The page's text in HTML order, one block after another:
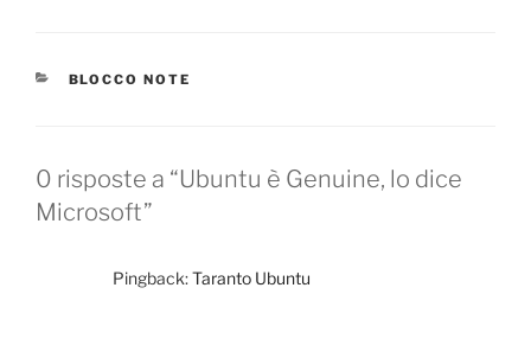
e
o
k
o
n
l
CATEGORIE
BLOCCO NOTE
0 risposte a “Ubuntu è Genuine, lo dice
Microsoft”
Pingback:Taranto Ubuntu